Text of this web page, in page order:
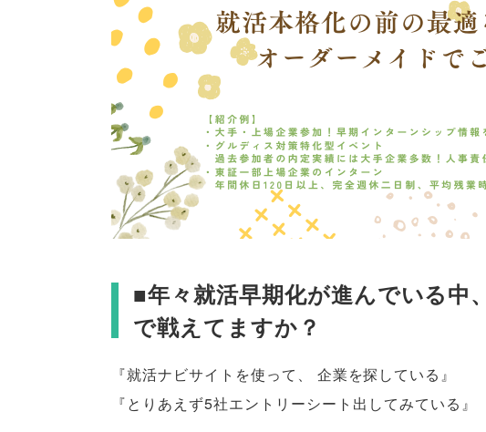
■年々就活早期化が進んでいる中、
で戦えてますか？
『就活ナビサイトを使って 、
企業を探している』
『とりあえず5社エントリーシート出してみている』